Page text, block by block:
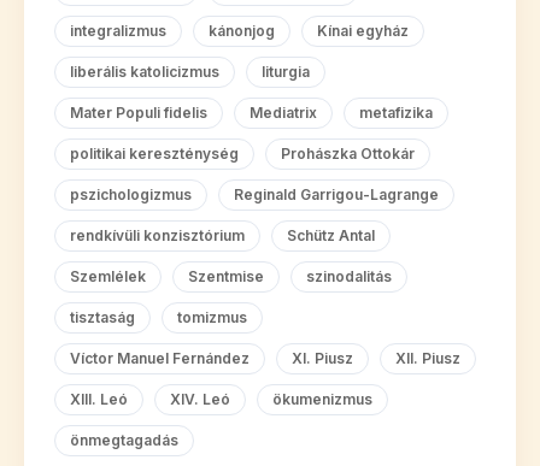
integralizmus kánonjog Kínai egyház
liberális katolicizmus liturgia
Mater Populi fidelis Mediatrix metafizika
politikai kereszténység Prohászka Ottokár
pszichologizmus Reginald Garrigou-Lagrange
rendkívüli konzisztórium Schütz Antal
Szemlélek Szentmise szinodalitás
tisztaság tomizmus
Víctor Manuel Fernández XI. Piusz XII. Piusz
XIII. Leó XIV. Leó ökumenizmus
önmegtagadás